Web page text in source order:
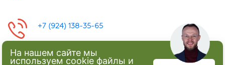
+7 (924) 138-35-65
На нашем сайте мы
используем cookie файлы и